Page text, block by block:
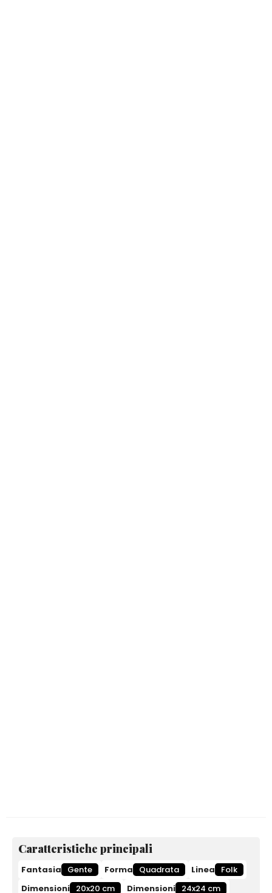
Caratteristiche principali
Fantasia Gente Forma Quadrata Linea
Folk
Dimensioni 20x20 cm Dimensioni 24x24 cm